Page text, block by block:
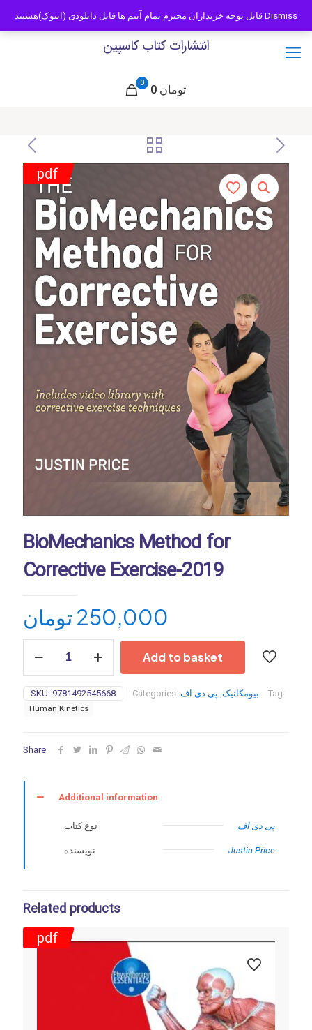
09121466294 info@caspianbook.com
انتشارات کتاب کاسپین
0
0 تومان
pdf
BioMechanics Method for
Corrective Exercise-2019
250,000تومان
Method
Corrective
Exercise-
2019
Add to basket
SKU: 9781492545668 Categories: بیومکانیک پی دی اف Tag:
Human Kinetics
Share
Additional information
نوع کتاب پی دی اف
نویسنده Justin Price
Related products
pdf
Dismiss